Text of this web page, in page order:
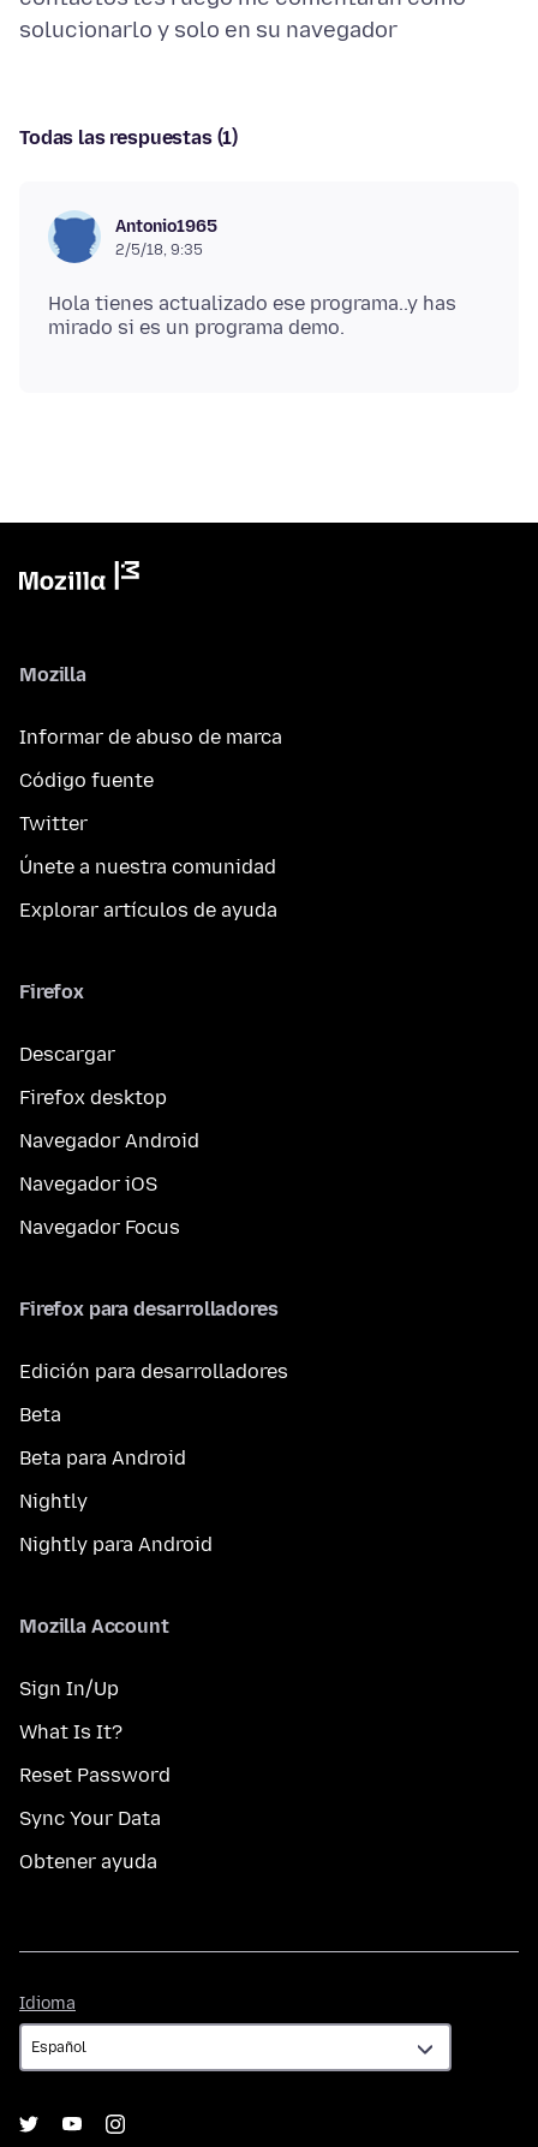
Todas las respuestas (1)
Antonio1965
2/5/18, 9:35
Hola tienes actualizado ese programa..y has
Mozilla
Informar de abuso de marca
Código fuente
Twitter
Únete a nuestra comunidad
Explorar artículos de ayuda
Firefox
Descargar
Firefox desktop
Navegador Android
Navegador iOS
Navegador Focus
Firefox para desarrolladores
Edición para desarrolladores
Beta
Beta para Android
Nightly
Nightly para Android
Mozilla Account
Sign In/Up
What Is It?
Reset Password
Sync Your Data
Obtener ayuda
Idioma